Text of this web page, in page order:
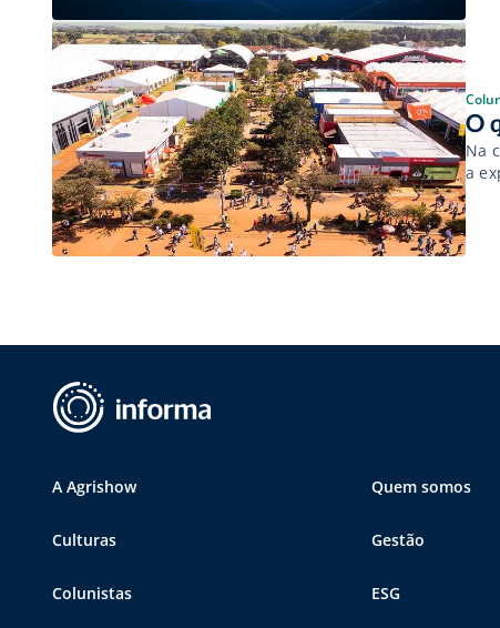
O
Na
a
A Agrishow Quem somos
Culturas Gestão
Colunistas ESG